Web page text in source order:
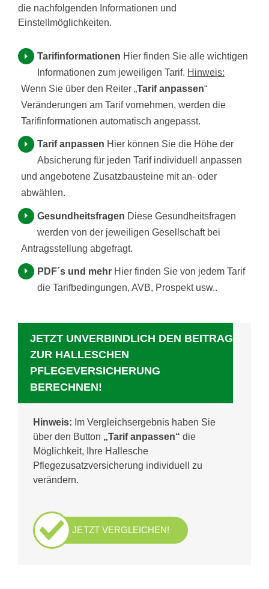
die nachfolgenden Informationen und
Einstellmöglichkeiten.
Tarifinformationen Hier finden Sie alle wichtigen
Informationen zum jeweiligen Tarif. Hinweis:
Wenn Sie über den Reiter „Tarif anpassen“
Veränderungen am Tarif vornehmen, werden die
Tarifinformationen automatisch angepasst.
Tarif anpassen Hier können Sie die Höhe der
Absicherung für jeden Tarif individuell anpassen
und angebotene Zusatzbausteine mit an- oder
abwählen.
Gesundheitsfragen Diese Gesundheitsfragen
werden von der jeweiligen Gesellschaft bei
Antragsstellung abgefragt.
PDF´s und mehr Hier finden Sie von jedem Tarif
die Tarifbedingungen, AVB, Prospekt usw..
JETZT UNVERBINDLICH DEN BEITRAG
ZUR HALLESCHEN
PFLEGEVERSICHERUNG
BERECHNEN!
Hinweis: Im Vergleichsergebnis haben Sie
über den Button „Tarif anpassen“ die
Möglichkeit, Ihre Hallesche
Pflegezusatzversicherung individuell zu
verändern.
JETZT VERGLEICHEN!